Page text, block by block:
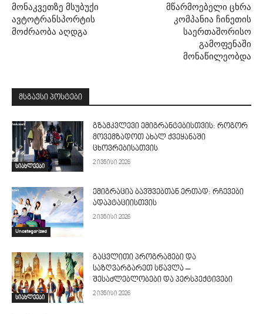
მონაკვეთზე მსუბუქი
ავტოტრანსპორტის
მოძრაობა აღდგა
მწარმოებელი ცხრა
კომპანია ჩინეთის
საერთაშორისო
გამოფენაში
მონაწილეობდა
მსგავსი პოსტები
სიახლეები
გზამკვლევი ემიგრანტებისთვის: როგორ
მოვემზადოთ ახალ ქვეყანაში
ცხოვრებისათვის
2 ივნისი 2026
Uncategorized
ემიგრაცია ბავშვებთან ერთად: რჩევები
ადაპტაციისთვის
2 ივნისი 2026
სიახლეები
გაცვლითი პროგრამები და
საზღვარგარეთ სწავლა –
შესაძლებლობები და პერსპექტივები
2 ივნისი 2026